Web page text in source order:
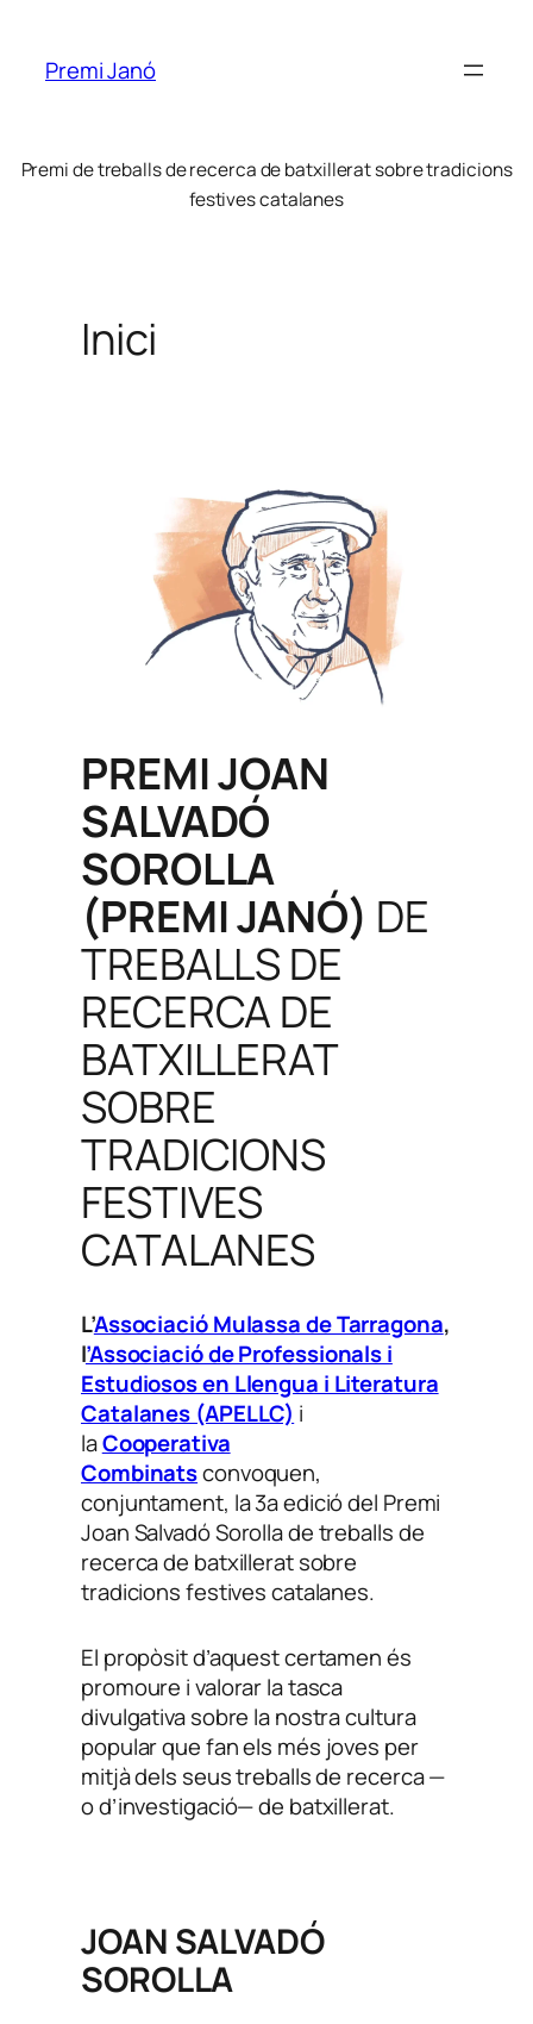
contenido
Premi Janó
Premi de treballs de recerca de batxillerat sobre tradicions
festives catalanes
Inici
PREMI JOAN
SALVADÓ
SOROLLA
(PREMIJANÓ) DE
TREBALLS DE
RECERCA DE
BATXILLERAT
SOBRE
TRADICIONS
FESTIVES
CATALANES
L’Associació Mulassa de Tarragona,
l’Associació de Professionals i
Estudiosos en Llengua i Literatura
Catalanes (APELLC) i
laCooperativa
Combinatsconvoquen,
conjuntament, la 3a edició del Premi
Joan Salvadó Sorolla de treballs de
recerca de batxillerat sobre
tradicions festives catalanes.
El propòsit d’aquest certamen és
promoure i valorar la tasca
divulgativa sobre la nostra cultura
popular que fan els més joves per
mitjà dels seus treballs de recerca —
o d’investigació— de batxillerat.
JOAN SALVADÓ
SOROLLA